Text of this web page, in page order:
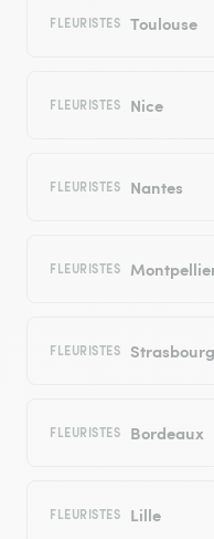
FLEURISTES Toulouse
FLEURISTES Nice
FLEURISTES Nantes
FLEURISTES
FLEURISTES Strasbourg
FLEURISTES Bordeaux
FLEURISTES Lille